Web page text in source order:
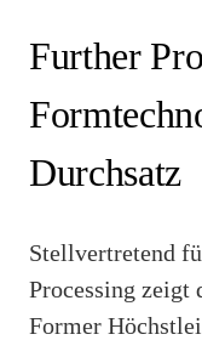
Further
Durchsatz
Stellvertretend
Processing zeigt
Former